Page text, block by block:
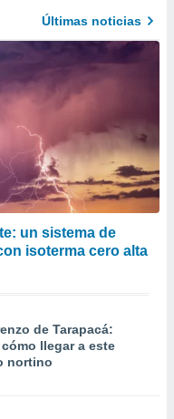
Últimas noticias
un sistema de
isoterma cero alta
de Tarapacá:
llegar a este
nortino